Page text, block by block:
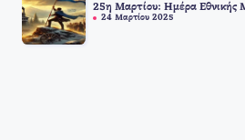
25η Μαρτίου: Ημέρα Εθνικής
24 Μαρτίου 2025